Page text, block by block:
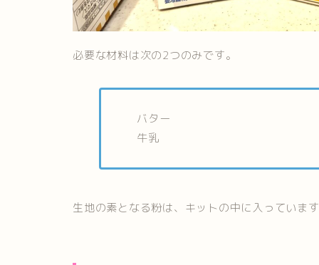
必要な材料は次の2つのみです。
バター
牛乳
生地の素となる粉は、キットの中に入っていま